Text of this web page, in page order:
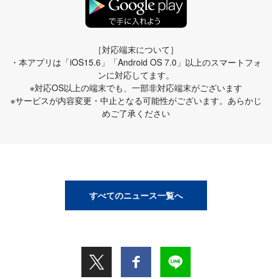
［対応端末について］
・本アプリは「iOS15.6」「Android OS 7.0」以上のスマートフォ
ンに対応してます。
※対応OS以上の端末でも、一部非対応端末がございます
※サービスが内容変更・中止となる可能性がございます。あらかじ
めご了承ください
すべてのニュース一覧へ